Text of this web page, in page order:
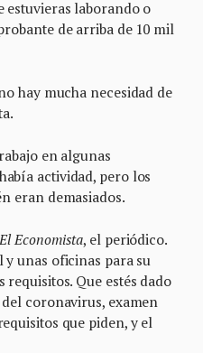
estuvieras laborando o
de arriba de 10 mil
hay mucha necesidad de
en algunas
actividad, pero los
eran demasiados.
El Economista, el periódico.
unas oficinas para su
Que estés dado
coronavirus, examen
que piden, y el